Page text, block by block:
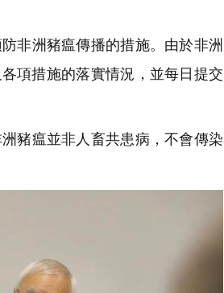
非洲豬瘟傳播的措施。由於非洲
項措施的落實情況，並每日提交
豬瘟並非人畜共患病，不會傳染